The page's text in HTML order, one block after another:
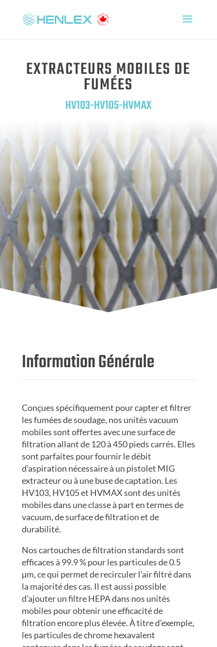
EXTRACTEURS MOBILES DE
FUMÉES
HV103-HV105-HVMAX
Information Générale
Conçues spécifiquement pour capter et filtrer
les fumées de soudage, nos unités vacuum
mobiles sont offertes avec une surface de
filtration allant de 120 à 450 pieds carrés. Elles
sont parfaites pour fournir le débit
d’aspiration nécessaire à un pistolet MIG
extracteur ou à une buse de captation. Les
HV103, HV105 et HVMAX sont des unités
mobiles dans une classe à part en termes de
vacuum, de surface de filtration et de
durabilité.
Nos cartouches de filtration standards sont
efficaces à 99.9 % pour les particules de 0.5
µm, ce qui permet de recirculer l’air filtré dans
la majorité des cas. Il est aussi possible
d’ajouter un filtre HEPA dans nos unités
mobiles pour obtenir une efficacité de
filtration encore plus élevée. À titre d’exemple,
les particules de chrome hexavalent